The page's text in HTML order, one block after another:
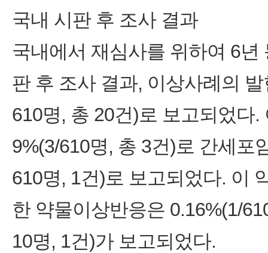
국내 시판 후 조사 결과
국내에서 재심사를 위하여 6
판 후 조사 결과, 이상사례의
610명, 총 20건)로 보고되었다
9%(3/610명, 총 3건)로 간세포
610명, 1건)로 보고되었다. 이
한 약물이상반응은 0.16%(1/
10명, 1건)가 보고되었다.